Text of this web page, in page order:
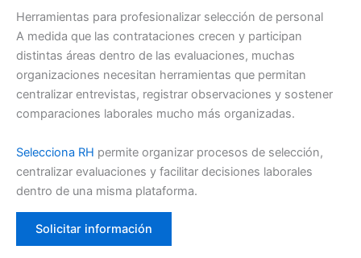
Herramientas para profesionalizar selección de personal
A medida que las contrataciones crecen y participan
distintas áreas dentro de las evaluaciones, muchas
organizaciones necesitan herramientas que permitan
centralizar entrevistas, registrar observaciones y sostener
comparaciones laborales mucho más organizadas.
Selecciona RH permite organizar procesos de selección,
centralizar evaluaciones y facilitar decisiones laborales
dentro de una misma plataforma.
Solicitar información